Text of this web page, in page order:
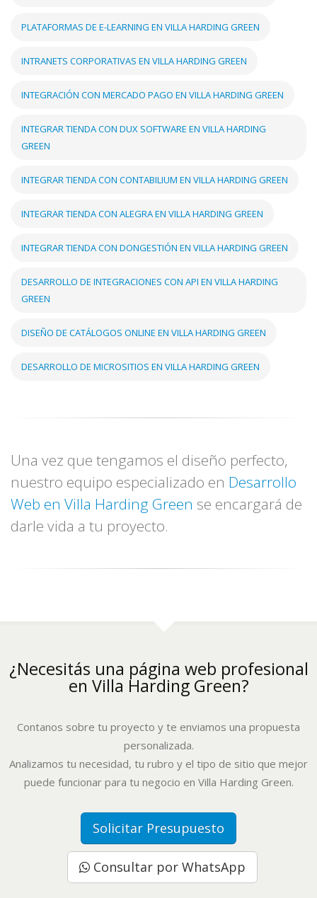
PLATAFORMAS DE E-LEARNING EN VILLA HARDING GREEN
INTRANETS CORPORATIVAS EN VILLA HARDING GREEN
INTEGRACIÓN CON MERCADO PAGO EN VILLA HARDING GREEN
INTEGRAR TIENDA CON DUX SOFTWARE EN VILLA HARDING
GREEN
INTEGRAR TIENDA CON CONTABILIUM EN VILLA HARDING GREEN
INTEGRAR TIENDA CON ALEGRA EN VILLA HARDING GREEN
INTEGRAR TIENDA CON DONGESTIÓN EN VILLA HARDING GREEN
DESARROLLO DE INTEGRACIONES CON API EN VILLA HARDING
GREEN
DISEÑO DE CATÁLOGOS ONLINE EN VILLA HARDING GREEN
DESARROLLO DE MICROSITIOS EN VILLA HARDING GREEN
Una vez que tengamos el diseño perfecto,
nuestro equipo especializado en Desarrollo
Web en Villa Harding Green se encargará de
darle vida a tu proyecto.
¿Necesitás una página web profesional
en Villa Harding Green?
Contanos sobre tu proyecto y te enviamos una propuesta
personalizada.
Analizamos tu necesidad, tu rubro y el tipo de sitio que mejor
puede funcionar para tu negocio en Villa Harding Green.
Solicitar Presupuesto
Consultar por WhatsApp